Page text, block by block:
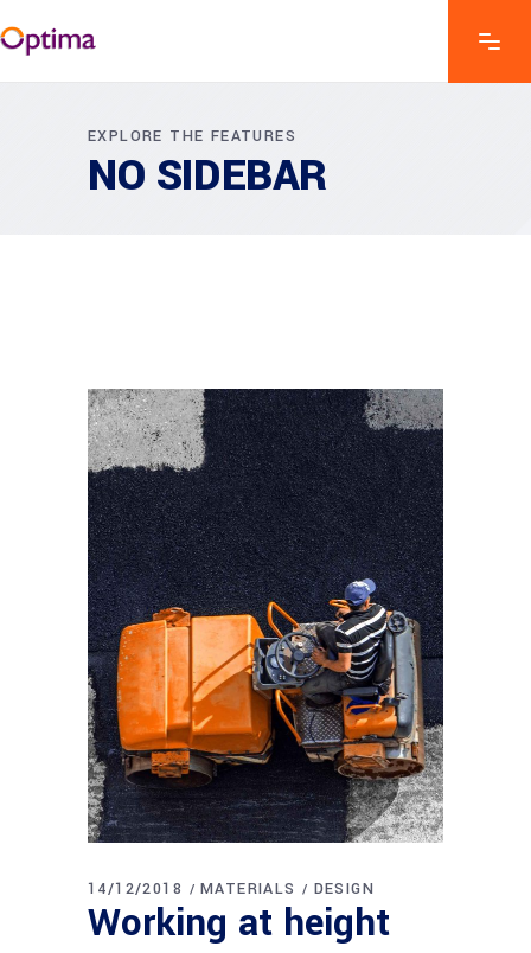
EXPLORE THE FEATURES
NO SIDEBAR
14/12/2018 MATERIALS DESIGN
Working at height